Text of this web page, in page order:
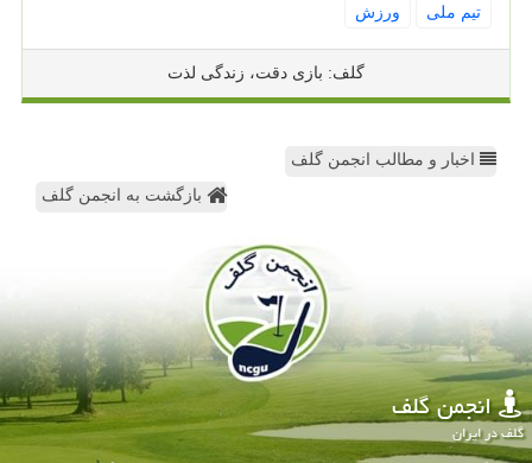
تیم ملی
ورزش
گلف: بازی دقت، زندگی لذت
اخبار و مطالب انجمن گلف
بازگشت به انجمن گلف
انجمن گلف
گلف در ایران